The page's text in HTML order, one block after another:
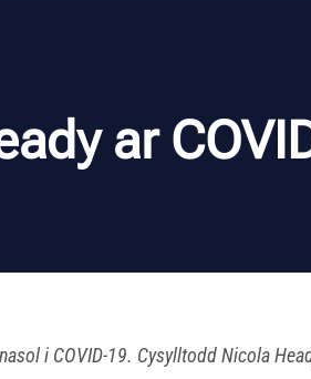
ar
i COVID-19. Cysylltodd Nicola